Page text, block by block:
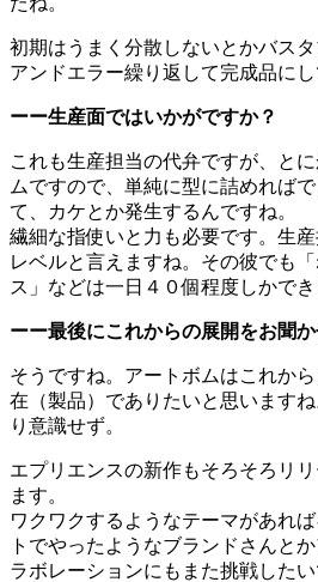
初期はうまく分散しないとかバス
アンドエラー繰り返して完成品にし
ーー生産面ではいかがですか？
これも生産担当の代弁ですが、と
ムですので、単純に型に詰めれば
て、カケとか発生するんですね。
繊細な指使いと力も必要です。生
レベルと言えますね。その彼でも
ス」などは一日４０個程度しかでき
ーー最後にこれからの展開をお聞
そうですね。アートボムはこれか
在（製品）でありたいと思います
り意識せず。
エプリエンスの新作もそろそろリ
ます。
ワクワクするようなテーマがあれ
トでやったようなブランドさんと
ラボレーションにもまた挑戦したい